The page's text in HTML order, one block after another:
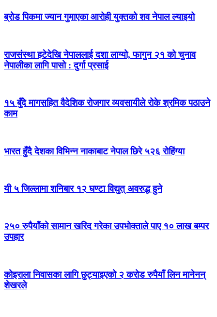
ब्रोड पिकमा ज्यान गुमाएका आरोही युक्तको शव नेपाल ल्याइयो
राजसंस्था हटेदेखि नेपाललाई दशा लाग्यो, फागुन २१ को चुनाव
नेपालीका लागि पासो : दुर्गा प्रसाई
१५ बुँदे मागसहित वैदेशिक रोजगार व्यवसायीले रोके श्रमिक पठाउने
काम
भारत हुँदै देशका विभिन्न नाकाबाट नेपाल छिरे ५२६ रोहिंग्या
यी ५ जिल्लामा शनिबार १२ घण्टा विद्युत् अवरुद्ध हुने
२५० रुपैयाँको सामान खरिद गरेका उपभोक्ताले पाए १० लाख बम्पर
उपहार
कोइराला निवासका लागि छुट्याइएको २ करोड रुपैयाँ लिन मानेनन्
शेखरले